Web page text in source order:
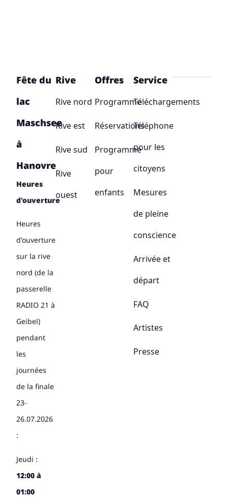
Fête du
lac
Maschsee
à
Hanovre
Heures
d'ouverture
Heures
d'ouverture
sur la rive
nord (de la
passerelle
RADIO 21 à
Geibel)
pendant
les
journées
de la finale
23-
26.07.2026
:
Jeudi :
12:00 à
01:00
Rive
Rive nord
Rive est
Rive sud
Rive
ouest
Offres
Programme
Réservations
Programme
pour
enfants
Service
Téléchargements
Téléphone
pour les
citoyens
Mesures
de pleine
conscience
Arrivée et
départ
FAQ
Artistes
Presse